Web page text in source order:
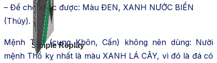
Simple Replay
– Để chế khắc được: Màu ĐEN, XANH NƯỚC BIỂN
(Thủy).
Mệnh Thổ (cung Khôn, Cấn) không nên dùng: Nười
mệnh Thổ kỵ nhất là màu XANH LÁ CÂY, vì đó là đá có